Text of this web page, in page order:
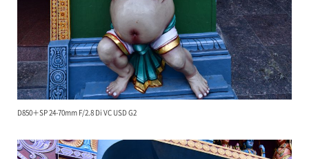
D850＋SP 24-70mm F/2.8 Di VC USD G2